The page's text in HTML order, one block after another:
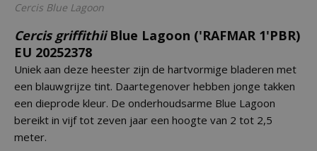
Cercis Blue Lagoon
Cercis griffithiiBlue Lagoon ('RAFMAR 1'PBR)
EU 20252378
Uniek aan deze heester zijn de hartvormige bladeren met
een blauwgrijze tint. Daartegenover hebben jonge takken
een dieprode kleur. De onderhoudsarme Blue Lagoon
bereikt in vijf tot zeven jaar een hoogte van 2 tot 2,5
meter.